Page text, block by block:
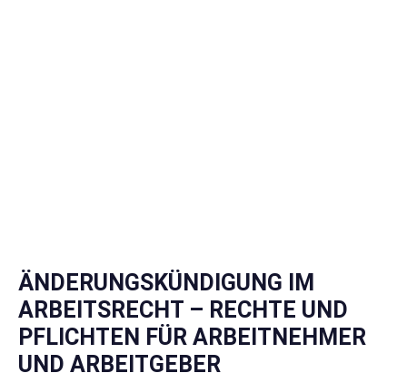
ÄNDERUNGSKÜNDIGUNG IM
ARBEITSRECHT – RECHTE UND
PFLICHTEN FÜR ARBEITNEHMER
UND ARBEITGEBER